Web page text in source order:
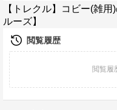
【トレクル】コビー(雑
ルーズ】